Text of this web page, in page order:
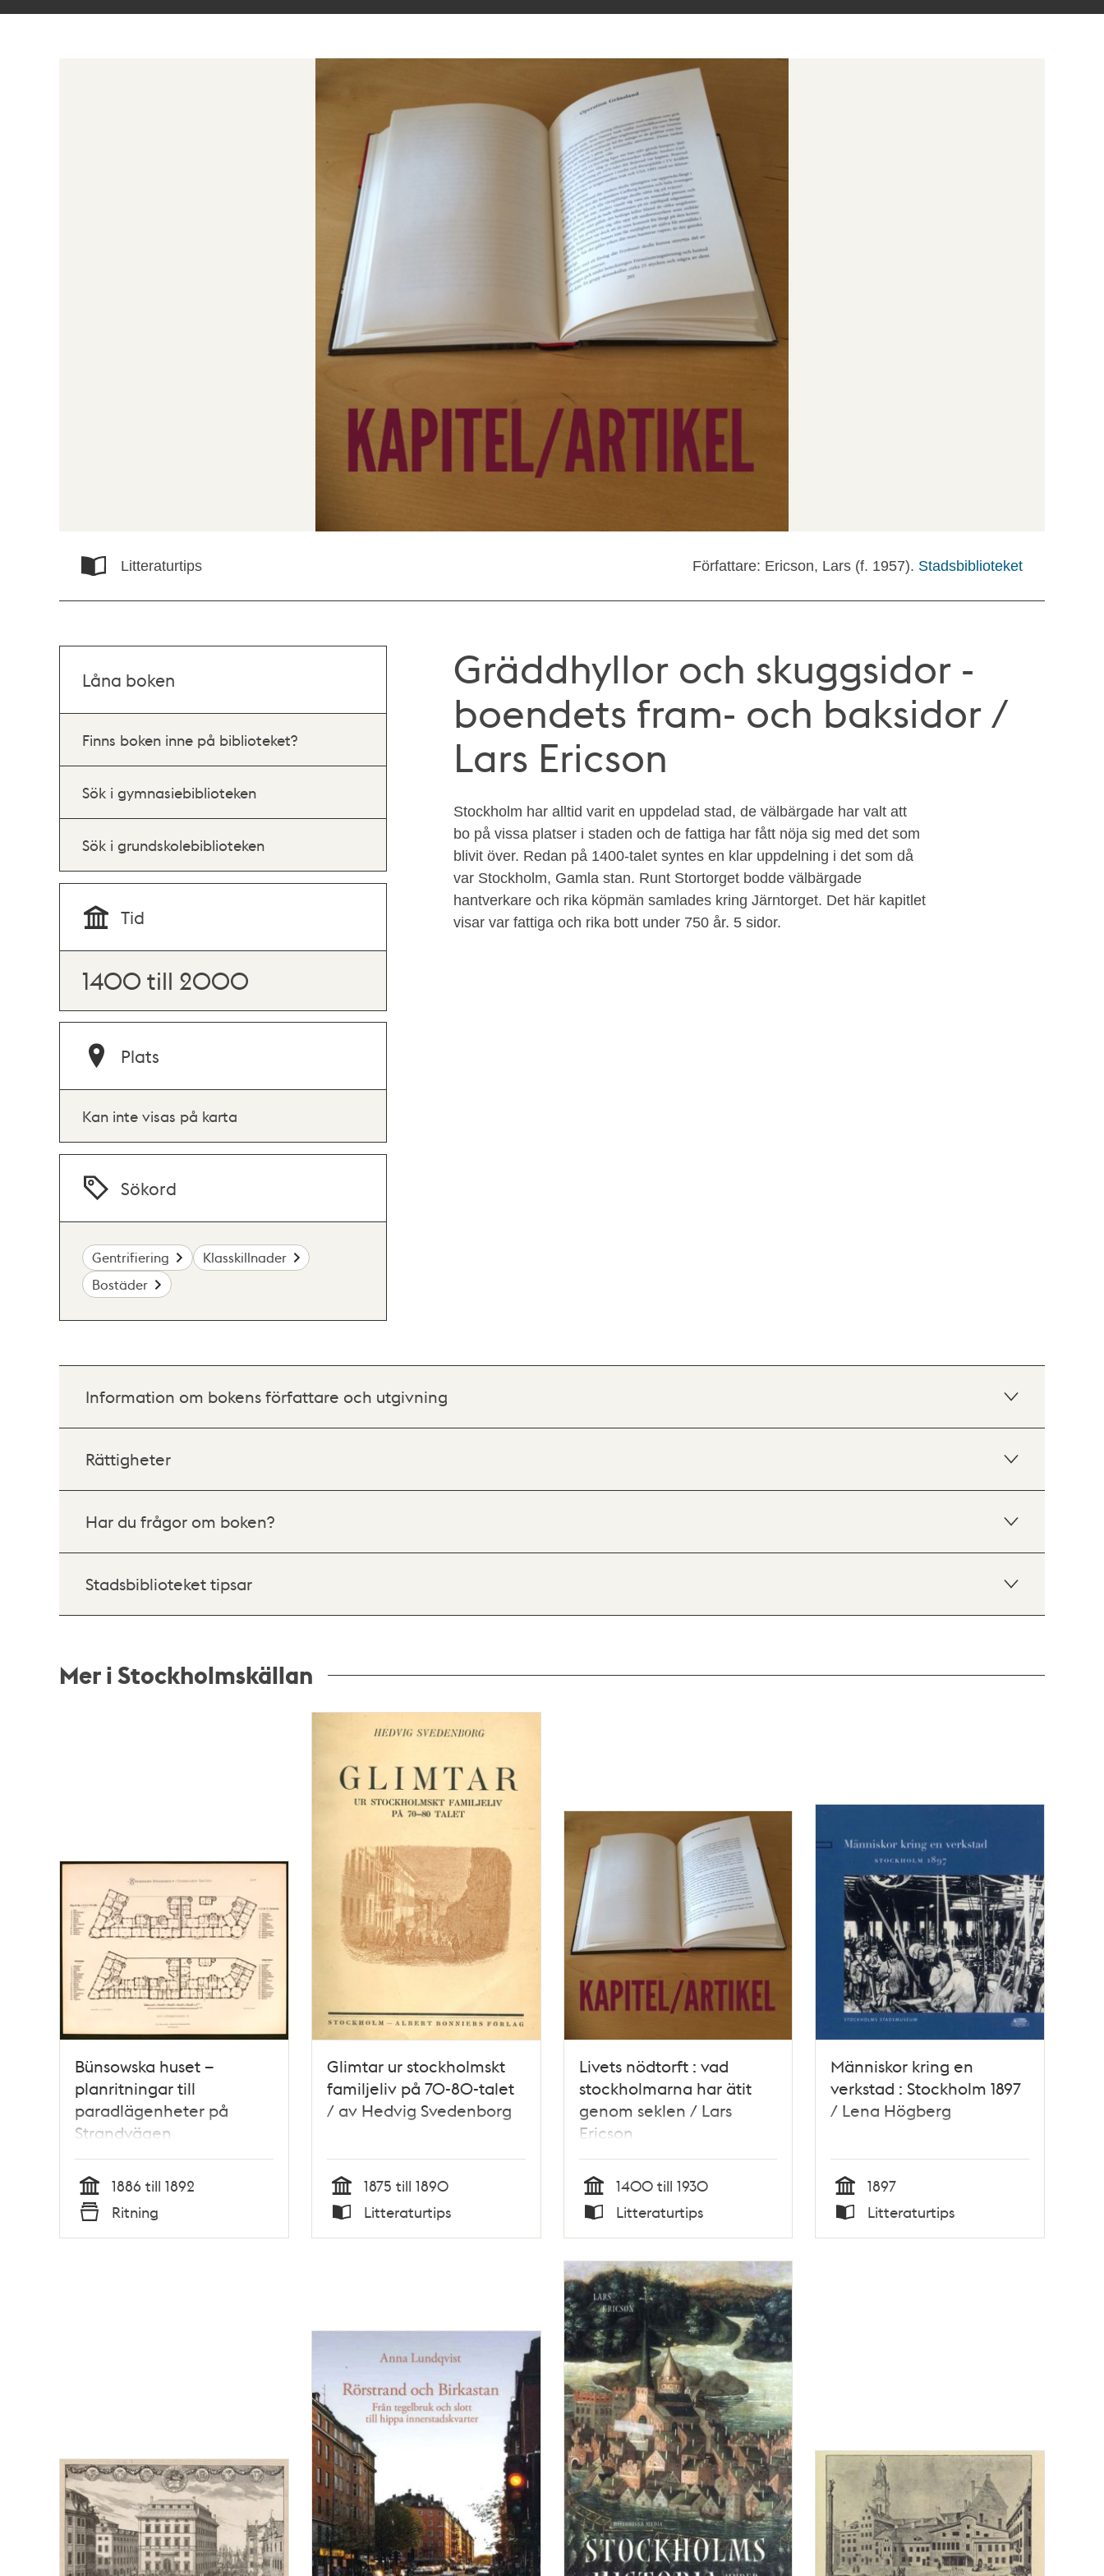
Litteraturtips Författare: Ericson, Lars (f. 1957). Stadsbiblioteket
Gräddhyllor och skuggsidor -
boendets fram- och baksidor /
Lars Ericson
Stockholm har alltid varit en uppdelad stad, de välbärgade har valt att
bo på vissa platser i staden och de fattiga har fått nöja sig med det som
blivit över. Redan på 1400-talet syntes en klar uppdelning i det som då
var Stockholm, Gamla stan. Runt Stortorget bodde välbärgade
hantverkare och rika köpmän samlades kring Järntorget. Det här kapitlet
visar var fattiga och rika bott under 750 år. 5 sidor.
Låna boken
Finns boken inne på biblioteket?
Sök i gymnasiebiblioteken
Sök i grundskolebiblioteken
Tid
1400 till 2000
Plats
Kan inte visas på karta
Sökord
Gentrifiering
Klasskillnader
Bostäder
Information om bokens författare och utgivning
Rättigheter
Har du frågor om boken?
Stadsbiblioteket tipsar
Mer i Stockholmskällan
Bünsowska huset –
planritningar till
paradlägenheter på
Strandvägen
Tid
1886 till 1892
Typ
Ritning
Glimtar ur stockholmskt
familjeliv på 70-80-talet
/ av Hedvig Svedenborg
Tid
1875 till 1890
Typ
Litteraturtips
Livets nödtorft : vad
stockholmarna har ätit
genom seklen / Lars
Ericson
Tid
1400 till 1930
Typ
Litteraturtips
Människor kring en
verkstad : Stockholm 1897
/ Lena Högberg
Tid
1897
Typ
Litteraturtips